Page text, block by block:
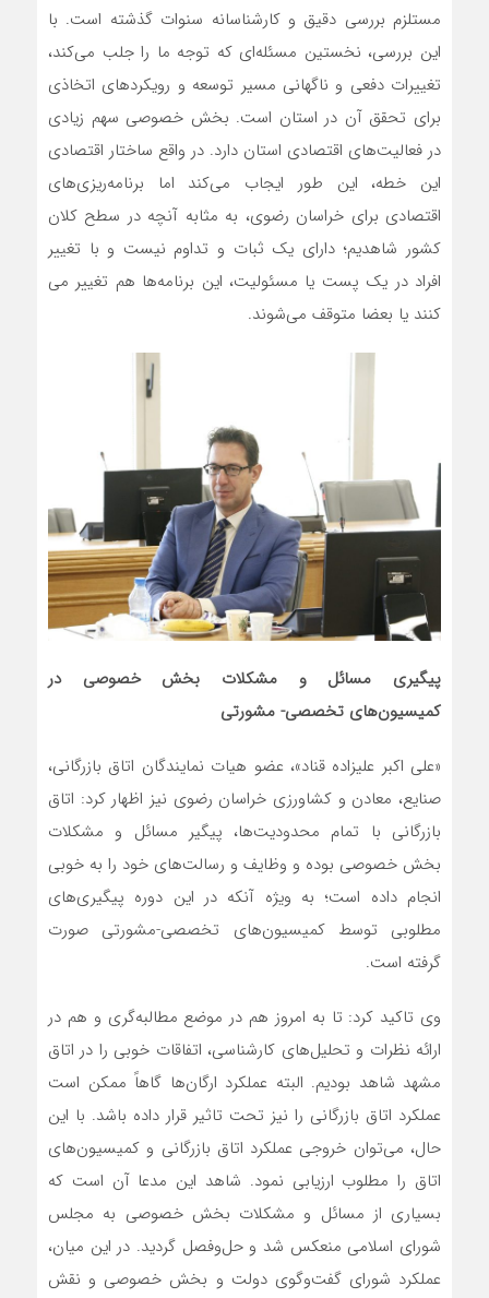
مستلزم بررسی دقیق و کارشناسانه سنوات گذشته است. با
این بررسی، نخستین مسئله‌ای که توجه ما را جلب می‌کند،
تغییرات دفعی و ناگهانی مسیر توسعه و رویکردهای اتخاذی
برای تحقق آن در استان است. بخش خصوصی سهم زیادی
در فعالیت‌های اقتصادی استان دارد. در واقع ساختار اقتصادی
این خطه، این طور ایجاب می‌کند اما برنامه‌ریزی‌های
اقتصادی برای خراسان رضوی، به مثابه آنچه در سطح کلان
کشور شاهدیم؛ دارای یک ثبات و تداوم نیست و با تغییر
افراد در یک پست یا مسئولیت، این برنامه‌ها هم تغییر می
کنند یا بعضا متوقف می‌شوند.
پیگیری‌ مسائل و مشکلات بخش خصوصی در
کمیسیون‌های تخصصی- مشورتی
«علی اکبر علیزاده قناد»، عضو هیات نمایندگان اتاق بازرگانی،
صنایع، معادن و کشاورزی خراسان رضوی نیز اظهار کرد: اتاق
بازرگانی با تمام محدودیت‌ها، پیگیر مسائل و مشکلات
بخش خصوصی بوده و وظایف و رسالت‌های خود را به خوبی
انجام داده است؛ به ویژه آنکه در این دوره پیگیری‌های
مطلوبی توسط کمیسیون‌های تخصصی-مشورتی صورت
گرفته است.
وی تاکید کرد: تا به امروز هم در موضع مطالبه‌گری و هم در
ارائه نظرات و تحلیل‌های کارشناسی، اتفاقات خوبی را در اتاق
مشهد شاهد بودیم. البته عملکرد ارگان‌ها گاهاً ممکن است
عملکرد اتاق بازرگانی را نیز تحت تاثیر قرار داده باشد. با این
حال، می‌توان خروجی عملکرد اتاق بازرگانی و کمیسیون‌های
اتاق را مطلوب ارزیابی نمود. شاهد این مدعا آن است که
بسیاری از مسائل و مشکلات بخش خصوصی به مجلس
شورای اسلامی منعکس شد و حل‌وفصل گردید. در این میان،
عملکرد شورای گفت‌وگوی دولت و بخش خصوصی و نقش